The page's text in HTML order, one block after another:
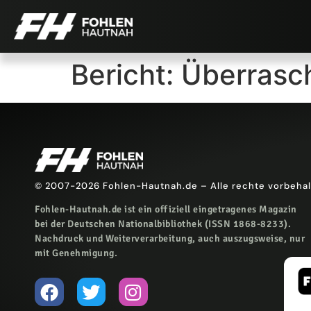
Bericht:
© 2007-2026 Fohlen-Hautnah.de – Alle rechte
Fohlen-Hautnah.de ist ein offiziell eingetragenes Magazin
bei der Deutschen Nationalbibliothek (ISSN 1868-8233).
Nachdruck und Weiterverarbeitung, auch auszugsweise, nur
mit Genehmigung.